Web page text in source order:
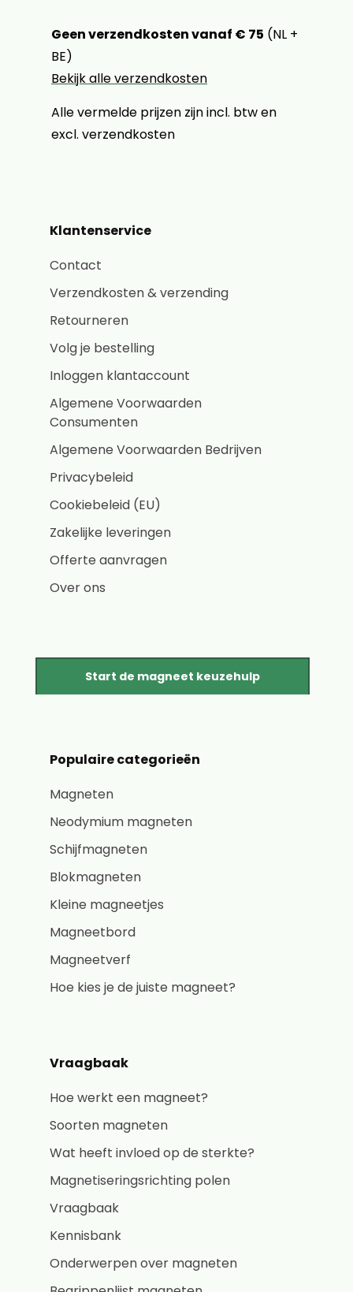
Geen verzendkosten vanaf € 75 (NL +
BE)
Bekijk alle verzendkosten
Alle vermelde prijzen zijn incl. btw en
excl. verzendkosten
Klantenservice
Contact
Verzendkosten & verzending
Retourneren
Volg je bestelling
Inloggen klantaccount
Algemene Voorwaarden
Consumenten
Algemene Voorwaarden Bedrijven
Privacybeleid
Cookiebeleid (EU)
Zakelijke leveringen
Offerte aanvragen
Over ons
Start de magneet keuzehulp
Populaire categorieën
Magneten
Neodymium magneten
Schijfmagneten
Blokmagneten
Kleine magneetjes
Magneetbord
Magneetverf
Hoe kies je de juiste magneet?
Vraagbaak
Hoe werkt een magneet?
Soorten magneten
Wat heeft invloed op de sterkte?
Magnetiseringsrichting polen
Vraagbaak
Kennisbank
Onderwerpen over magneten